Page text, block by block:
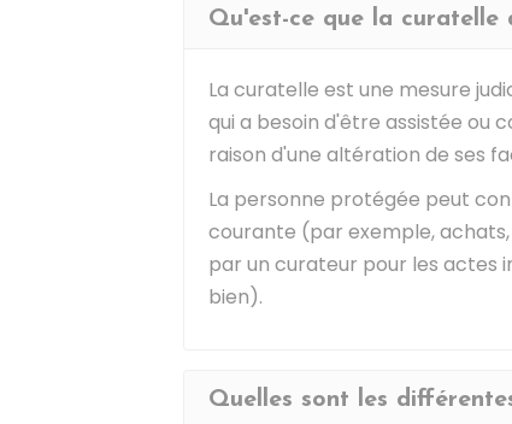
Qu'est-ce que la curatelle
La curatelle est une mesure
qui a besoin d'être assistée ou
raison d'une altération de ses
La personne protégée peut
courante (par exemple,
par un curateur pour les actes
bien).
Quelles sont les